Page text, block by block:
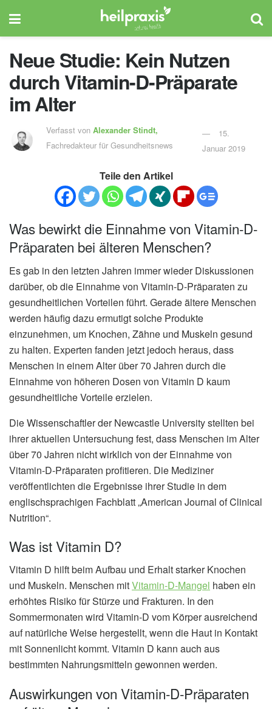
Neue Studie: Kein Nutzen
durch Vitamin-D-Präparate
im Alter
Verfasst von Alexander Stindt,
Fachredakteur für Gesundheitsnews
15.
Januar 2019
Teile den Artikel
Was bewirkt die Einnahme von Vitamin-D-
Präparaten bei älteren Menschen?
Es gab in den letzten Jahren immer wieder Diskussionen
darüber, ob die Einnahme von Vitamin-D-Präparaten zu
gesundheitlichen Vorteilen führt. Gerade ältere Menschen
werden häufig dazu ermutigt solche Produkte
einzunehmen, um Knochen, Zähne und Muskeln gesund
zu halten. Experten fanden jetzt jedoch heraus, dass
Menschen in einem Alter über 70 Jahren durch die
Einnahme von höheren Dosen von Vitamin D kaum
gesundheitliche Vorteile erzielen.
Die Wissenschaftler der Newcastle University stellten bei
ihrer aktuellen Untersuchung fest, dass Menschen im Alter
über 70 Jahren nicht wirklich von der Einnahme von
Vitamin-D-Präparaten profitieren. Die Mediziner
veröffentlichten die Ergebnisse ihrer Studie in dem
englischsprachigen Fachblatt „American Journal of Clinical
Nutrition“.
Was ist Vitamin D?
Vitamin D hilft beim Aufbau und Erhalt starker Knochen
und Muskeln. Menschen mitVitamin-D-Mangel haben ein
erhöhtes Risiko für Stürze und Frakturen. In den
Sommermonaten wird Vitamin-D vom Körper ausreichend
auf natürliche Weise hergestellt, wenn die Haut in Kontakt
mit Sonnenlicht kommt. Vitamin D kann auch aus
bestimmten Nahrungsmitteln gewonnen werden.
Auswirkungen von Vitamin-D-Präparaten